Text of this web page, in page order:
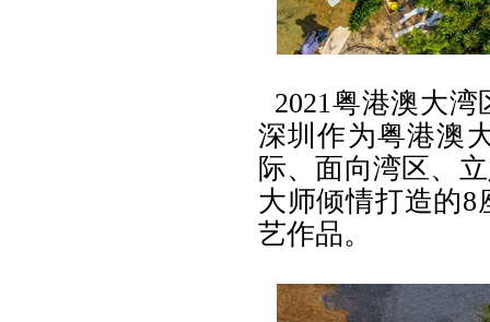
2021粤港澳大
深圳作为粤港澳
际、面向湾区、
大师倾情打造的8
艺作品。